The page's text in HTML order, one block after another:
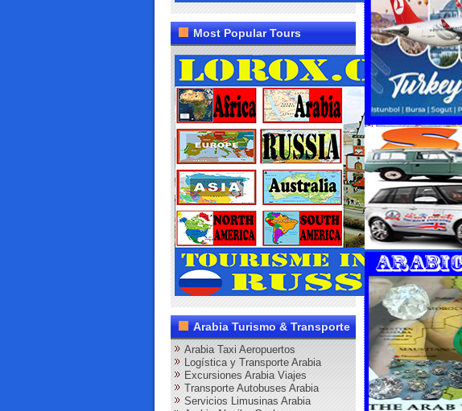
Most Popular Tours
Arabia Turismo & Transporte
Arabia Taxi Aeropuertos
Logística y Transporte Arabia
Excursiones Arabia Viajes
Transporte Autobuses Arabia
Servicios Limusinas Arabia